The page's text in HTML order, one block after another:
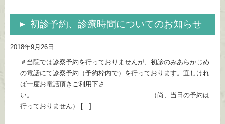
初診予約、診療時間についてのお知らせ
2018年9月26日
＃当院では診察予約を行っておりませんが、初診のみあらかじめ
の電話にて診察予約（予約枠内で）を行っております。宜しけれ
ば一度お電話頂きご利用下さ
い。 （尚、当日の予約は
行っておりません） […]